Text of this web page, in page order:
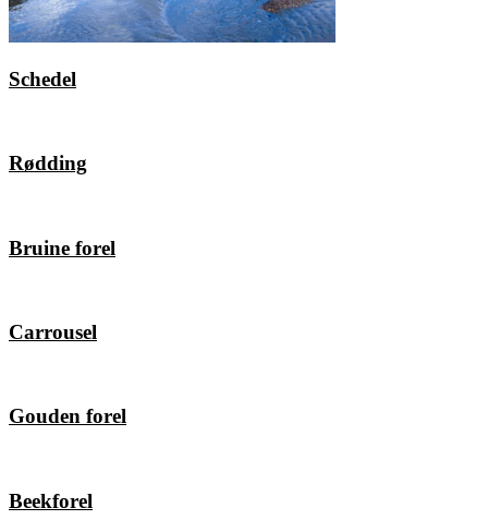
Schedel
Rødding
Bruine forel
Carrousel
Gouden forel
Beekforel